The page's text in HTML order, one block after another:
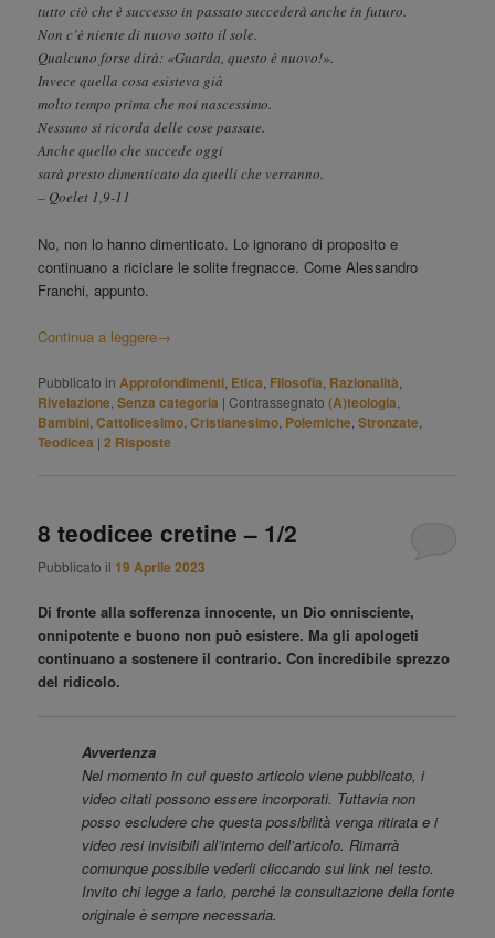
tutto ciò che è successo in passato succederà anche in futuro.
Non c’è niente di nuovo sotto il sole.
Qualcuno forse dirà: «Guarda, questo è nuovo!».
Invece quella cosa esisteva già
molto tempo prima che noi nascessimo.
Nessuno si ricorda delle cose passate.
Anche quello che succede oggi
sarà presto dimenticato da quelli che verranno.
– Qoelet 1,9-11
No, non lo hanno dimenticato. Lo ignorano di proposito e
continuano a riciclare le solite fregnacce. Come Alessandro
Franchi, appunto.
Continua a leggere→
Pubblicato in Approfondimenti Etica Filosofia Razionalità
Rivelazione ,Senza categoria |Contrassegnato (A)teologia
Bambini ,Cattolicesimo ,Cristianesimo Polemiche ,Stronzate
Teodicea |2 Risposte
8 teodicee cretine – 1/2
Pubblicato il 19 Aprile 2023
Di fronte alla sofferenza innocente, un Dio onnisciente,
onnipotente e buono non può esistere. Ma gli apologeti
continuano a sostenere il contrario. Con incredibile sprezzo
del ridicolo.
Avvertenza
Nel momento in cui questo articolo viene pubblicato, i
video citati possono essere incorporati. Tuttavia non
posso escludere che questa possibilità venga ritirata e i
video resi invisibili all’interno dell’articolo. Rimarrà
comunque possibile vederli cliccando sui link nel testo.
Invito chi legge a farlo, perché la consultazione della fonte
originale è sempre necessaria.